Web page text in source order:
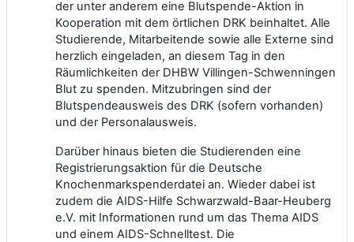
der unter anderem eine Blutspende-Aktion in
Kooperation mit dem örtlichen DRK beinhaltet. Alle
Studierende, Mitarbeitende sowie alle Externe sind
herzlich eingeladen, an diesem Tag in den
Räumlichkeiten der DHBW Villingen-Schwenningen
Blut zu spenden. Mitzubringen sind der
Blutspendeausweis des DRK (sofern vorhanden)
und der Personalausweis.
Darüber hinaus bieten die Studierenden eine
Registrierungsaktion für die Deutsche
Knochenmarkspenderdatei an. Wieder dabei ist
zudem die AIDS-Hilfe Schwarzwald-Baar-Heuberg
e.V. mit Informationen rund um das Thema AIDS
und einem AIDS-Schnelltest. Die